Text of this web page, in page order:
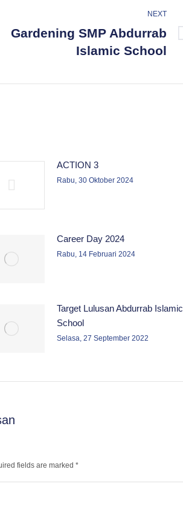
NEXT
Gardening SMP Abdurrab
Islamic School
ACTION 3
Rabu, 30 Oktober 2024
Career Day 2024
Rabu, 14 Februari 2024
Target Lulusan Abdurrab Islamic
School
Selasa, 27 September 2022
fields are marked *